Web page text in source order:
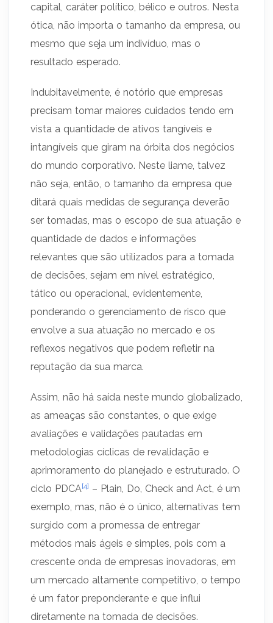
capital, caráter político, bélico e outros. Nesta
ótica, não importa o tamanho da empresa, ou
mesmo que seja um indivíduo, mas o
resultado esperado.
Indubitavelmente, é notório que empresas
precisam tomar maiores cuidados tendo em
vista a quantidade de ativos tangíveis e
intangíveis que giram na órbita dos negócios
do mundo corporativo. Neste liame, talvez
não seja, então, o tamanho da empresa que
ditará quais medidas de segurança deverão
ser tomadas, mas o escopo de sua atuação e
quantidade de dados e informações
relevantes que são utilizados para a tomada
de decisões, sejam em nível estratégico,
tático ou operacional, evidentemente,
ponderando o gerenciamento de risco que
envolve a sua atuação no mercado e os
reflexos negativos que podem refletir na
reputação da sua marca.
Assim, não há saída neste mundo globalizado,
as ameaças são constantes, o que exige
avaliações e validações pautadas em
metodologias cíclicas de revalidação e
aprimoramento do planejado e estruturado. O
ciclo PDCA[4] – Plain, Do, Check and Act, é um
exemplo, mas, não é o único, alternativas tem
surgido com a promessa de entregar
métodos mais ágeis e simples, pois com a
crescente onda de empresas inovadoras, em
um mercado altamente competitivo, o tempo
é um fator preponderante e que influi
diretamente na tomada de decisões.